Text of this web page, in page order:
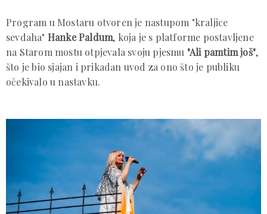
Program u Mostaru otvoren je nastupom "kraljice
sevdaha" Hanke Paldum, koja je s platforme postavljene
na Starom mostu otpjevala svoju pjesmu "Ali pamtim još",
što je bio sjajan i prikadan uvod za ono što je publiku
očekivalo u nastavku.